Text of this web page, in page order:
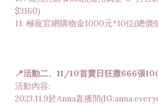
$3160)
11. 極寵官網購物金1000元*10位(總價
📍活動二、11/10首賣日狂撒666張
活動內容:
2023.11.9於Anna直播間